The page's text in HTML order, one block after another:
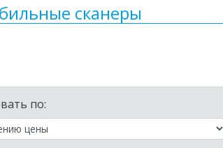
сканеры
по: